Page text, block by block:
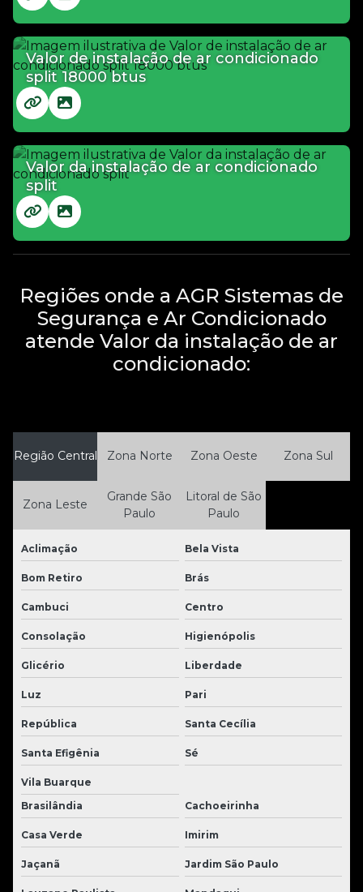
Valor de instalação de ar condicionado
split 18000 btus
Valor da instalação de ar condicionado
split
Regiões onde a AGR Sistemas de
Segurança e Ar Condicionado
atende Valor da instalação de ar
condicionado:
Região Central Zona Norte Zona Oeste Zona Sul
Zona Leste
Grande São
Paulo
Litoral de São
Paulo
Aclimação Bela Vista
Bom Retiro Brás
Cambuci Centro
Consolação Higienópolis
Glicério Liberdade
Luz Pari
República Santa Cecília
Santa Efigênia Sé
Vila Buarque
Brasilândia
Cachoeirinha
Casa Verde Imirim
Jaçanã Jardim São Paulo